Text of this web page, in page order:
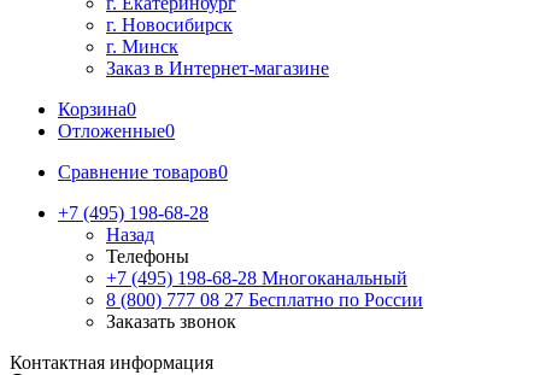
г. Новосибирск
г. Минск
Заказ в Интернет-магазине
Корзина0
Отложенные0
Сравнение товаров0
+7 (495) 198-68-28
Назад
Телефоны
+7 (495) 198-68-28 Многоканальный
8 (800) 777 08 27 Бесплатно по России
Заказать звонок
Контактная информация